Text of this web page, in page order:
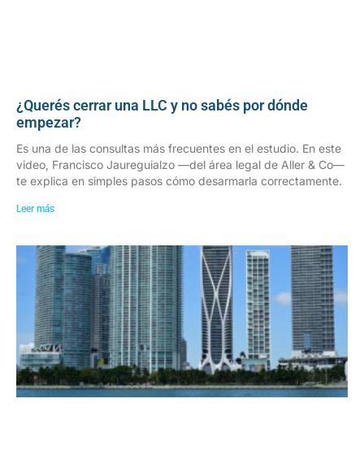
¿Querés cerrar una LLC y no sabés por dónde
empezar?
Es una de las consultas más frecuentes en el estudio. En este
video, Francisco Jaureguialzo —del área legal de Aller & Co—
te explica en simples pasos cómo desarmarla correctamente.
Leer más